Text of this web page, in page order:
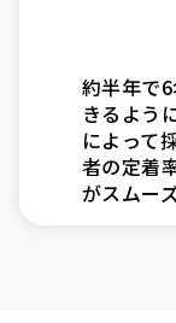
約半年で
きるよう
によって
者の定着
がスムー